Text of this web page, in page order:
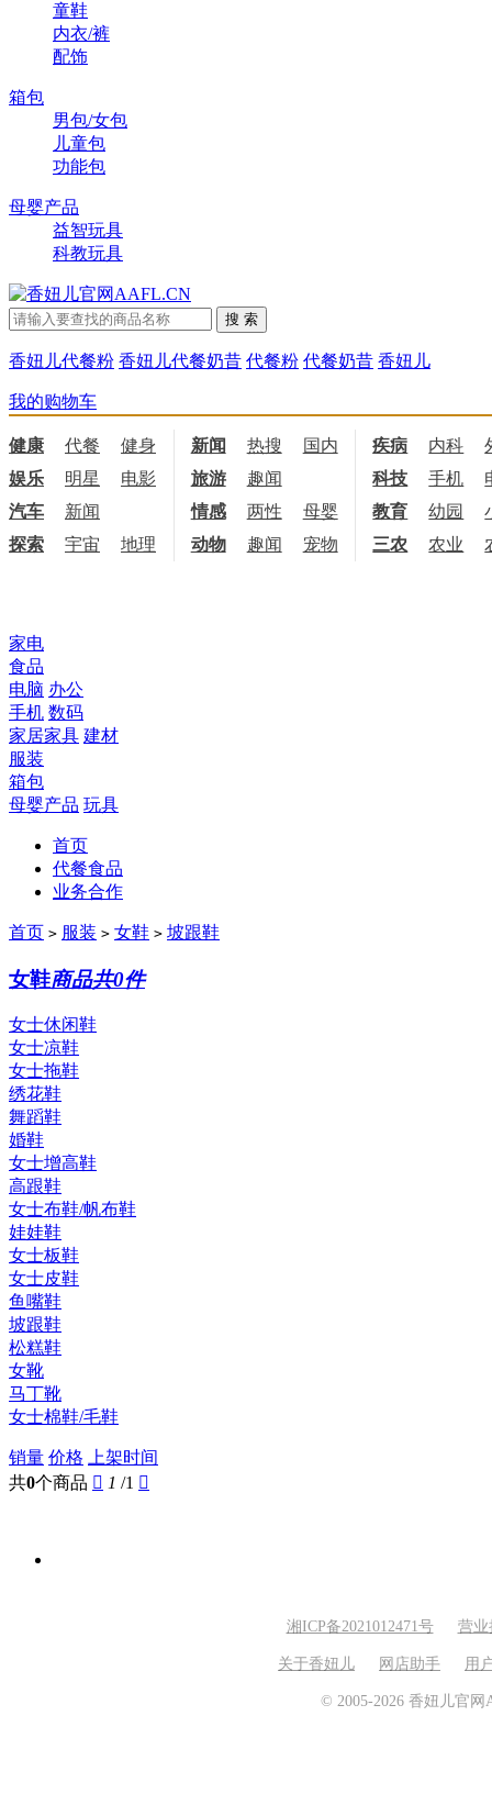
童鞋
内衣/裤
配饰
箱包
男包/女包
儿童包
功能包
母婴产品
益智玩具
科教玩具
香妞儿代餐粉 香妞儿代餐奶昔 代餐粉 代餐奶昔 香妞儿
我的购物车
健康 代餐 健身 饮食
新闻 热搜 国内 国际
疾病 内科
娱乐
明星 电影 电视
旅游 趣闻 科技 手机
汽车
新闻 情感 两性 母婴 职场
教育 幼园
探索
宇宙 地理 天文
动物 趣闻 宠物 三农 农业
家电
食品
电脑 办公
手机 数码
家居家具 建材
服装
箱包
母婴产品 玩具
首页
代餐食品
业务合作
首页 > 服装 > 女鞋 > 坡跟鞋
女鞋商品共0件
女士休闲鞋
女士凉鞋
女士拖鞋
绣花鞋
舞蹈鞋
婚鞋
女士增高鞋
高跟鞋
女士布鞋/帆布鞋
娃娃鞋
女士板鞋
女士皮鞋
鱼嘴鞋
坡跟鞋
松糕鞋
女靴
马丁靴
女士棉鞋/毛鞋
销量 价格 上架时间
共0个商品  1 /1 
湘ICP备2021012471号 营业
关于香妞儿 网店助手 用
© 2005-2026 香妞儿官